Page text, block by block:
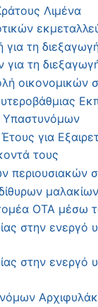
Λιμένα
τη
τη
Υπαστυνόμων
για
τους
μαλακίων
ΟΤΑ μέσω
στην ενεργό
στην ενεργό